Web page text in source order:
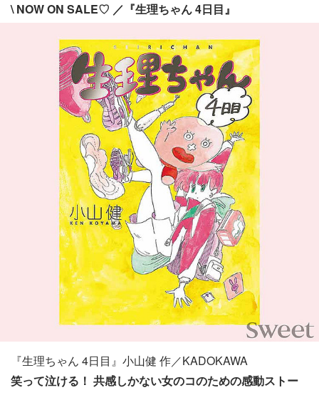
\ NOW ON SALE♡ ／『生理ちゃん 4日目』
『生理ちゃん 4日目』小山健 作／KADOKAWA
笑って泣ける！ 共感しかない女のコのための感動ストー